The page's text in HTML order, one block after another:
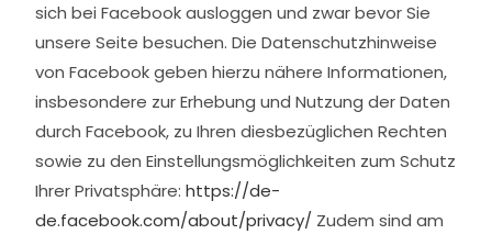
sich bei Facebook ausloggen und zwar bevor Sie
unsere Seite besuchen. Die Datenschutzhinweise
von Facebook geben hierzu nähere Informationen,
insbesondere zur Erhebung und Nutzung der Daten
durch Facebook, zu Ihren diesbezüglichen Rechten
sowie zu den Einstellungsmöglichkeiten zum Schutz
Ihrer Privatsphäre:https://de-
de.facebook.com/about/privacy/ Zudem sind am